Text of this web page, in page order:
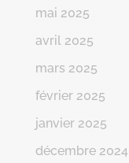
mai 2025
avril 2025
mars 2025
février 2025
janvier 2025
décembre 2024